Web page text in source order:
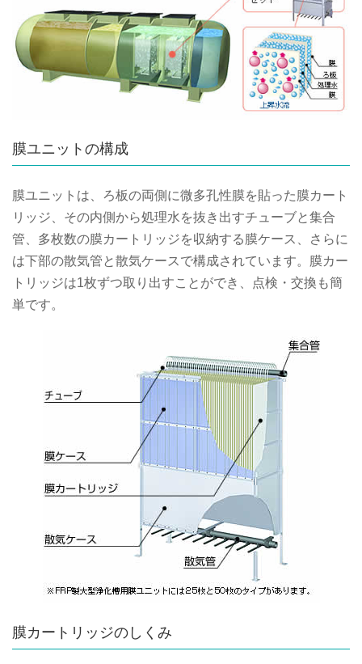
膜ユニットの構成
膜ユニットは、ろ板の両側に微多孔性膜を貼った膜カート
リッジ、その内側から処理水を抜き出すチューブと集合
管、多枚数の膜カートリッジを収納する膜ケース、さらに
は下部の散気管と散気ケースで構成されています。膜カー
トリッジは1枚ずつ取り出すことができ、点検・交換も簡
単です。
膜カートリッジのしくみ